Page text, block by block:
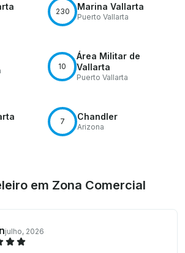
230 Marina Vallarta
Puerto Vallarta
10
Área Militar de
Vallarta
Puerto Vallarta
7 Chandler
Arizona
em Zona Comercial
julho, 2026